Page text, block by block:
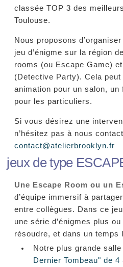
classée TOP 3 des
Toulouse.
Nous proposons
jeu d’énigme sur la région
rooms (ou Escape Game)
(Detective Party). Cela
animation pour un salon,
pour les particuliers.
Si vous désirez une
n’hésitez pas à nous
contact@atelierbrooklyn.fr
jeux de type
Une Escape Room ou un
d’équipe immersif à
entre collègues. Dans ce
une série d’énigmes plus
résoudre, et dans un temps
Notre plus grande salle
Dernier Tombeau" de 4